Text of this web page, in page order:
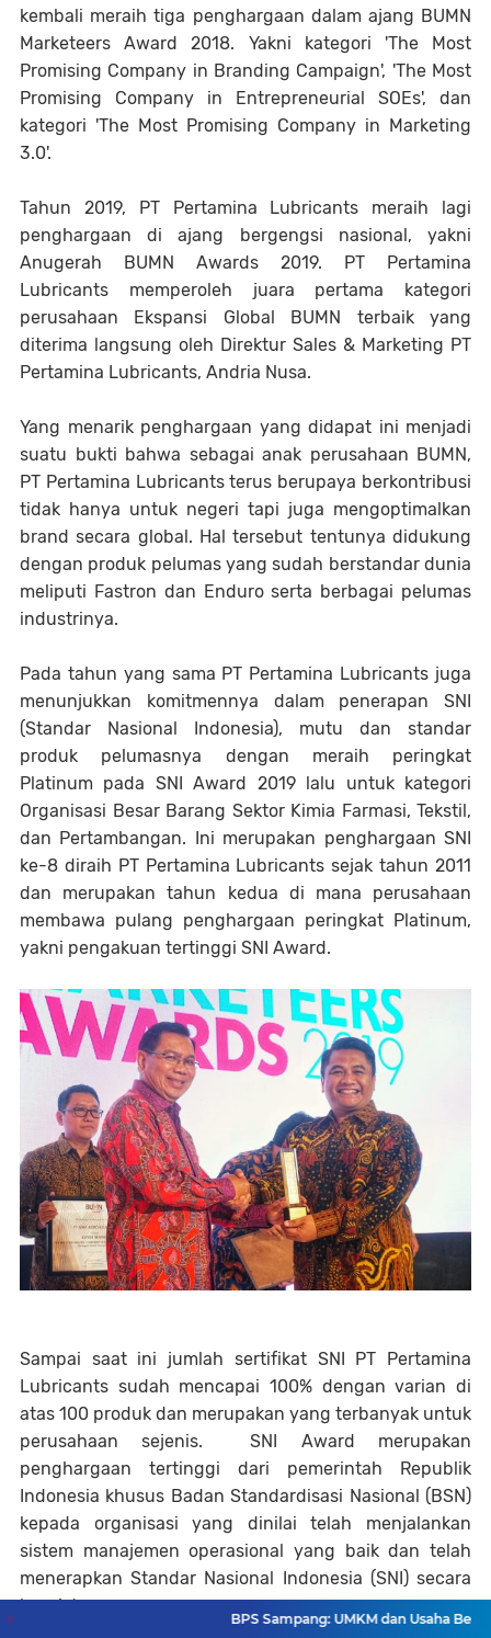
kembali meraih tiga penghargaan dalam ajang BUMN
Marketeers Award 2018. Yakni kategori 'The Most
Promising Company in Branding Campaign', 'The Most
Promising Company in Entrepreneurial SOEs', dan
kategori 'The Most Promising Company in Marketing
3.0'.
Tahun 2019, PT Pertamina Lubricants meraih lagi
penghargaan di ajang bergengsi nasional, yakni
Anugerah BUMN Awards 2019. PT Pertamina
Lubricants memperoleh juara pertama kategori
perusahaan Ekspansi Global BUMN terbaik yang
diterima langsung oleh Direktur Sales & Marketing PT
Pertamina Lubricants, Andria Nusa.
Yang menarik penghargaan yang didapat ini menjadi
suatu bukti bahwa sebagai anak perusahaan BUMN,
PT Pertamina Lubricants terus berupaya berkontribusi
tidak hanya untuk negeri tapi juga mengoptimalkan
brand secara global. Hal tersebut tentunya didukung
dengan produk pelumas yang sudah berstandar dunia
meliputi Fastron dan Enduro serta berbagai pelumas
industrinya.
Pada tahun yang sama PT Pertamina Lubricants juga
menunjukkan komitmennya dalam penerapan SNI
(Standar Nasional Indonesia), mutu dan standar
produk pelumasnya dengan meraih peringkat
Platinum pada SNI Award 2019 lalu untuk kategori
Organisasi Besar Barang Sektor Kimia Farmasi, Tekstil,
dan Pertambangan. Ini merupakan penghargaan SNI
ke-8 diraih PT Pertamina Lubricants sejak tahun 2011
dan merupakan tahun kedua di mana perusahaan
membawa pulang penghargaan peringkat Platinum,
yakni pengakuan tertinggi SNI Award.
Sampai saat ini jumlah sertifikat SNI PT Pertamina
Lubricants sudah mencapai 100% dengan varian di
atas 100 produk dan merupakan yang terbanyak untuk
perusahaan sejenis. SNI Award merupakan
penghargaan tertinggi dari pemerintah Republik
Indonesia khusus Badan Standardisasi Nasional (BSN)
kepada organisasi yang dinilai telah menjalankan
sistem manajemen operasional yang baik dan telah
menerapkan Standar Nasional Indonesia (SNI) secara
konsisten.
BPS Sampang: UMKM dan Usaha Besar